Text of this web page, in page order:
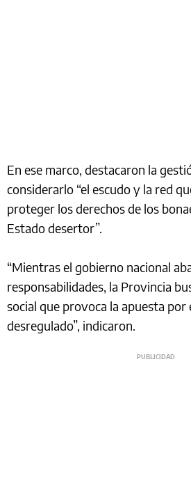
En ese marco, destacaron la
considerarlo “el escudo y la red
proteger los derechos de los
Estado desertor”.
“Mientras el gobierno nacional
responsabilidades, la Provincia
social que provoca la apuesta por
desregulado”, indicaron.